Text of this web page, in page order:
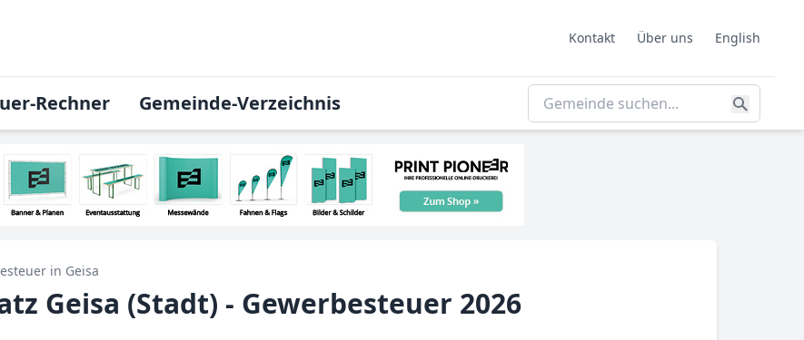
Kontakt Über uns English
Rechner Gemeinde-Verzeichnis
in Geisa
Geisa (Stadt) - Gewerbesteuer 2026